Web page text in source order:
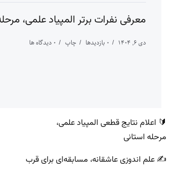
معرفی نفرات برتر المپیاد علمی،
دی ۶, ۱۴۰۴ ۰ بازدیدها چاپ ۰ دیدگاه ها
‌🔰 اعلام نتایج قطعی المپیاد علمی،
مرحله استانی
✍ علم‌ اندوزی عاشقانه، مسابقه‌ای برای قرب